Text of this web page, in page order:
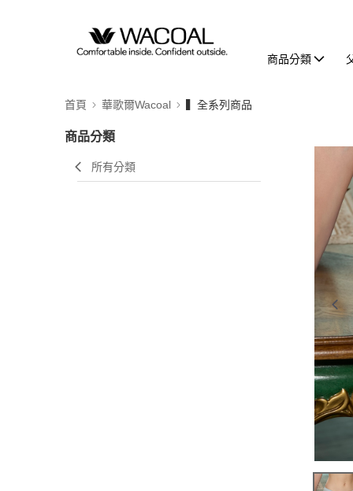
商品分類
首頁 華歌爾Wacoal ▍全系列商品
商品分類
所有分類